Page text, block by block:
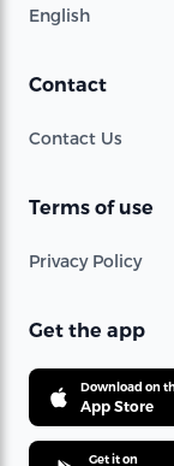
English
Contact
Contact Us
Terms of use
Privacy Policy
Get the app
Download on
App Store
Get it on